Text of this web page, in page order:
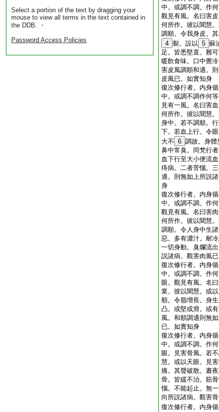
Select a portion of the text by dragging your
mouse to view all terms in the text contained in
the DDB. ・
Password Access Policies
中。或調不調。作
觀見有風。名曰害
何所作。彼以聞慧
調順。令我身皮。
4 裂。設以 5 蘇
足。皆悉堅直。難
暖飮食味。口中覺
害皮風調順和適。
皮風已。如實知身
復次修行者。内身
中。或調不調作何
見有一風。名曰害
何所作。彼以聞慧
身中。若不調順。
下。若血上行。令
大不 6 調故。身體
鼻中常臭。同梵行
血下行至大小便流
痔病。二者苦惱。
適。則無如上所説
身
復次修行者。内身
中。或調不調。作
觀見有風。名曰害
何所作。彼以聞慧
調順。令人身中生
惡。多有濃汁。耐
一切身動。臭爛流
説諸病。觀害肉風
復次修行者。内身
中。或調不調。作
眼。觀見有風。名
業。彼以聞慧。或
順。令脂増長。身
凸。或堅或滑。或
風。和順調適則無
已。如實知身
復次修行者。内身
中。或調不調。作
眼。見害骨風。若
慧。或以天眼。見
痛。其聲破散。晝
骨。皆緩不治。筋
惱。不能起止。無
向所説諸病。觀害
復次修行者。内身